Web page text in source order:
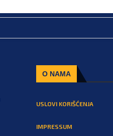
O NAMA
USLOVI KORIŠĆENJA
IMPRESSUM